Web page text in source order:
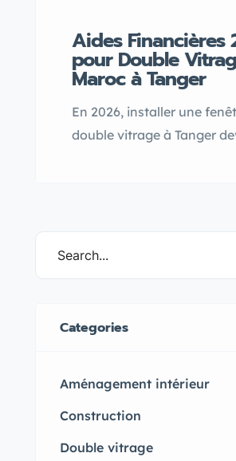
Aides Financières
pour Double
Maroc à Tanger
En 2026, installer une
double vitrage à Tanger
logement. Profitez de ces
économies d’énergie avec le
Categories
Aménagement intérieur
Construction
Double vitrage